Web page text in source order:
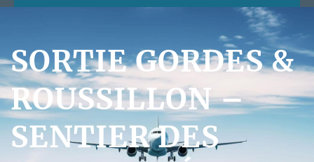
SORTIE GORDES &
ROUSSILLON –
SENTIER DES